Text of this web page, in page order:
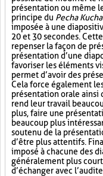
présentation ou même
principe du Pecha Kucha
imposée à une
20 et 30 secondes.
repenser la façon de
présentation d’une
favoriser les éléments
permet d’avoir des
Cela force également
présentation orale ainsi
rend leur travail
plus, faire une
beaucoup plus
soutenu de la
d’être plus attentifs.
imposé à chacune des
généralement plus
d’échanger avec